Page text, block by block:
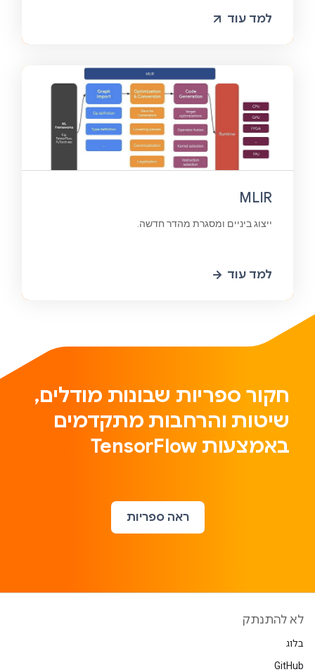
למד עוד
MLIR
ייצוג ביניים ומסגרת מהדר חדשה.
למד עוד
חקור ספריות שבונות מודלים,
שיטות והרחבות מתקדמים
באמצעות TensorFlow
ראה ספריות
לא להתנתק
בלוג
GitHub